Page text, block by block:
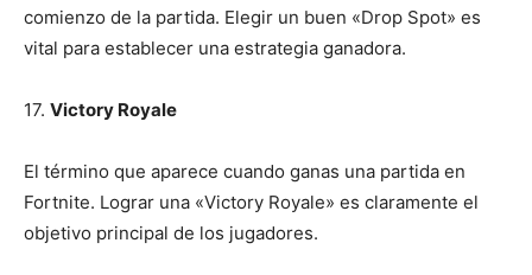
comienzo de la partida. Elegir un buen «Drop Spot» es
vital para establecer una estrategia ganadora.
17. Victory Royale
El término que aparece cuando ganas una partida en
Fortnite. Lograr una «Victory Royale» es claramente el
objetivo principal de los jugadores.